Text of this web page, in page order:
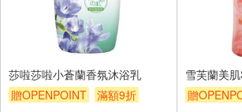
莎啦莎啦小蒼蘭香氛沐浴乳
贈OPENPOINT
滿額9折
雪芙蘭美
贈